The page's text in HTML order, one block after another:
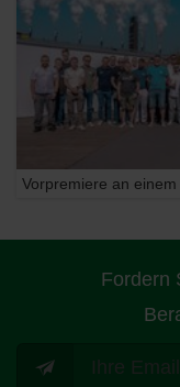
Vorpremiere an
Fordern